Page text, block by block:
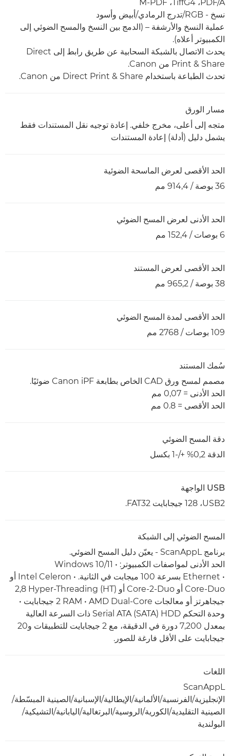
نسخ - RGB/تدرج الرمادي/أبيض وأسود
عملية النسخ والأرشفة – (الدمج بين النسخ والمسح الضوئي إلى
الكمبيوتر أعلاه).
يحدث الاتصال بالشبكة السحابية عن طريق رابط إلى Direct
Print & Share من Canon.
تحدث الطباعة باستخدام Direct Print & Share من Canon.
مسار الورق
متجه إلى أعلى، مخرج خلفي. إعادة توجيه نقل المستندات فقط
يشمل دليل (أدلة) إعادة المستندات
الحد الأقصى لعرض الماسحة الضوئية
36 بوصة / 914,4 مم
الحد الأدنى لعرض المسح الضوئي
6 بوصات / 152,4 مم
الحد الأقصى لعرض المستند
38 بوصة / 965,2 مم
الحد الأقصى لمدة المسح الضوئي
109 بوصات / 2768 مم
سُمك المستند
مصمم لمسح ورق CAD الخاص بطابعة Canon iPF ضوئيًا.
الحد الأدنى = 0,07 مم
الحد الأقصى = 0.8 مم
دقة المسح الضوئي
الدقة 0,2% +/-1 بكسل
USB الواجهة
USB2‏، 128 جيجابايت FAT32.
المسح الضوئي إلى الشبكة
برنامج ScanAppL - يعيّن دليل المسح الضوئي.
الحد الأدنى لمواصفات الكمبيوتر: • Windows 10/11
• Ethernet بسرعة 100 ميجابت في الثانية. • Intel Celeron أو
Core-Duo أو Core-2-Duo أو ‏Hyper-Threading (HT) ‏2,8
جيجاهرتز أو معالجات AMD Dual-Core ‏• RAM‏ ‏2 جيجابايت •
وحدة التحكم Serial ATA (SATA) HDD ذات السرعة العالية
بمعدل 7,200 دورة في الدقيقة، مع 2 جيجابايت للتطبيقات و20
جيجابايت على الأقل فارغة للصور.
اللغات
ScanAppL
الإنجليزية/الفرنسية/الألمانية/الإيطالية/الإسبانية/الصينية المبسّطة/
الصينية التقليدية/الكورية/الروسية/البرتغالية/اليابانية/التشيكية/
البولندية